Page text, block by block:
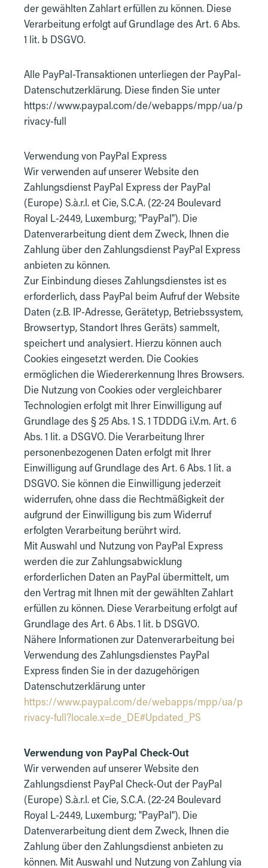
der gewählten Zahlart erfüllen zu können. Diese
Verarbeitung erfolgt auf Grundlage des Art. 6 Abs.
1 lit. b DSGVO.
Alle PayPal-Transaktionen unterliegen der PayPal-
Datenschutzerklärung. Diese finden Sie unter
https://www.paypal.com/de/webapps/mpp/ua/p
rivacy-full
Verwendung von PayPal Express
Wir verwenden auf unserer Website den
Zahlungsdienst PayPal Express der PayPal
(Europe) S.à.r.l. et Cie, S.C.A. (22-24 Boulevard
Royal L-2449, Luxemburg; "PayPal"). Die
Datenverarbeitung dient dem Zweck, Ihnen die
Zahlung über den Zahlungsdienst PayPal Express
anbieten zu können.
Zur Einbindung dieses Zahlungsdienstes ist es
erforderlich, dass PayPal beim Aufruf der Website
Daten (z.B. IP-Adresse, Gerätetyp, Betriebssystem,
Browsertyp, Standort Ihres Geräts) sammelt,
speichert und analysiert. Hierzu können auch
Cookies eingesetzt werden. Die Cookies
ermöglichen die Wiedererkennung Ihres Browsers.
Die Nutzung von Cookies oder vergleichbarer
Technologien erfolgt mit Ihrer Einwilligung auf
Grundlage des § 25 Abs. 1 S. 1 TDDDG i.V.m. Art. 6
Abs. 1 lit. a DSGVO. Die Verarbeitung Ihrer
personenbezogenen Daten erfolgt mit Ihrer
Einwilligung auf Grundlage des Art. 6 Abs. 1 lit. a
DSGVO. Sie können die Einwilligung jederzeit
widerrufen, ohne dass die Rechtmäßigkeit der
aufgrund der Einwilligung bis zum Widerruf
erfolgten Verarbeitung berührt wird.
Mit Auswahl und Nutzung von PayPal Express
werden die zur Zahlungsabwicklung
erforderlichen Daten an PayPal übermittelt, um
den Vertrag mit Ihnen mit der gewählten Zahlart
erfüllen zu können. Diese Verarbeitung erfolgt auf
Grundlage des Art. 6 Abs. 1 lit. b DSGVO.
Nähere Informationen zur Datenverarbeitung bei
Verwendung des Zahlungsdienstes PayPal
Express finden Sie in der dazugehörigen
Datenschutzerklärung unter
https://www.paypal.com/de/webapps/mpp/ua/p
rivacy-full?locale.x=de_DE#Updated_PS
Verwendung von PayPal Check-Out
Wir verwenden auf unserer Website den
Zahlungsdienst PayPal Check-Out der PayPal
(Europe) S.à.r.l. et Cie, S.C.A. (22-24 Boulevard
Royal L-2449, Luxemburg; "PayPal"). Die
Datenverarbeitung dient dem Zweck, Ihnen die
Zahlung über den Zahlungsdienst anbieten zu
können. Mit Auswahl und Nutzung von Zahlung via